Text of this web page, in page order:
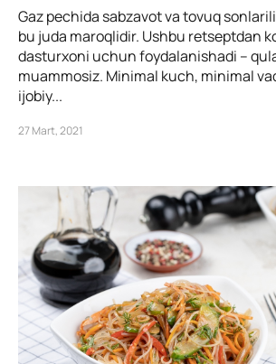
Gaz pechida sabzavot va tovuq
bu juda maroqlidir. Ushbu retseptdan
dasturxoni uchun foydalanishadi –
muammosiz. Minimal kuch, minimal
ijobiy...
27 Mart, 2021